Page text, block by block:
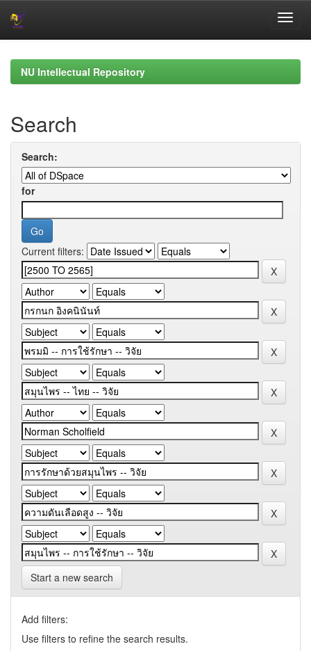
navigationNU Intellectual Repository
Search
Search:
for
Current filters:
Start a new search
Add filters:
Use filters to refine the search results.